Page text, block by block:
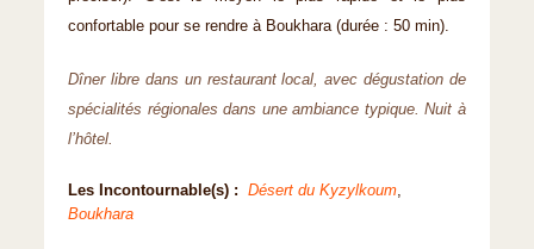
confortable pour se rendre à Boukhara (durée : 50 min).
Dîner libre dans un restaurant local, avec dégustation de
spécialités régionales dans une ambiance typique. Nuit à
l’hôtel.
Les Incontournable(s) : Désert du Kyzylkoum,
Boukhara